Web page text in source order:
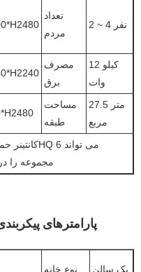
تعداد
مردم
2 ~ 4 نفر
مصرف
برق
12 کیلو
وات
مساحت
طبقه
27.5 متر
مربع
مجموعه را
پارامترهای پیکربندی
نوع خانه یک سالن